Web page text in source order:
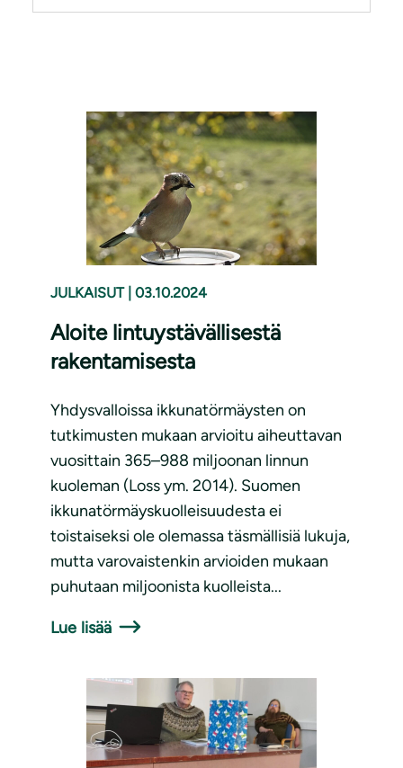
JULKAISUT 03.10.2024
Aloite lintuystävällisestä
rakentamisesta
Yhdysvalloissa ikkunatörmäysten on
tutkimusten mukaan arvioitu aiheuttavan
vuosittain 365–988 miljoonan linnun
kuoleman (Loss ym. 2014). Suomen
ikkunatörmäyskuolleisuudesta ei
toistaiseksi ole olemassa täsmällisiä lukuja,
mutta varovaistenkin arvioiden mukaan
puhutaan miljoonista kuolleista...
Lue lisää